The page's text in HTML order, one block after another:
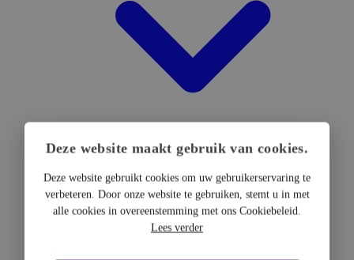
DTF Hardware
DTF Printers
Deze website maakt gebruik van cookies.
Deze website gebruikt cookies om uw gebruikerservaring te
verbeteren. Door onze website te gebruiken, stemt u in met
alle cookies in overeenstemming met ons Cookiebeleid.
Lees verder